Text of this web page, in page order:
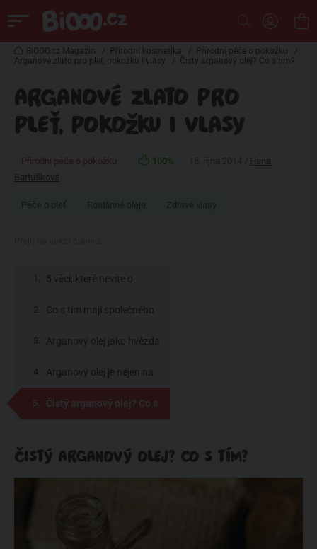
BiOOO.cz Magazin / Přírodní kosmetika / Přírodní péče o pokožku
/
Arganové zlato pro pleť, pokožku i vlasy
/ Čistý arganový olej? Co s tím?
ARGANOVÉ ZLATO PRO
PLEŤ, POKOŽKU I VLASY
Přírodní péče o pokožku 100%
Hana
Bartušková
Péče o pleť Rostlinné oleje Zdravé vlasy
5 věcí, které nevíte o
arganovém oleji
Co s tím mají společného
kozy?
Arganový olej jako hvězda
s anti-age efektem
Arganový olej je nejen na
vrásky
Čistý arganový olej? Co s
ČISTÝ ARGANOVÝ OLEJ? CO S TÍM?